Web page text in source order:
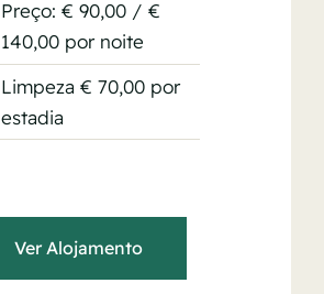
Preço: € 90,00 / €
140,00 por noite
Limpeza € 70,00 por
estadia
Ver Alojamento